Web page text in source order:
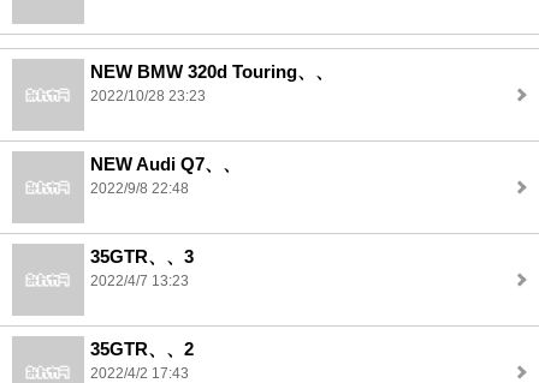
NEW BMW 320d Touring、、
2022/10/28 23:23
NEW Audi Q7、、
2022/9/8 22:48
35GTR、、3
2022/4/7 13:23
35GTR、、2
2022/4/2 17:43